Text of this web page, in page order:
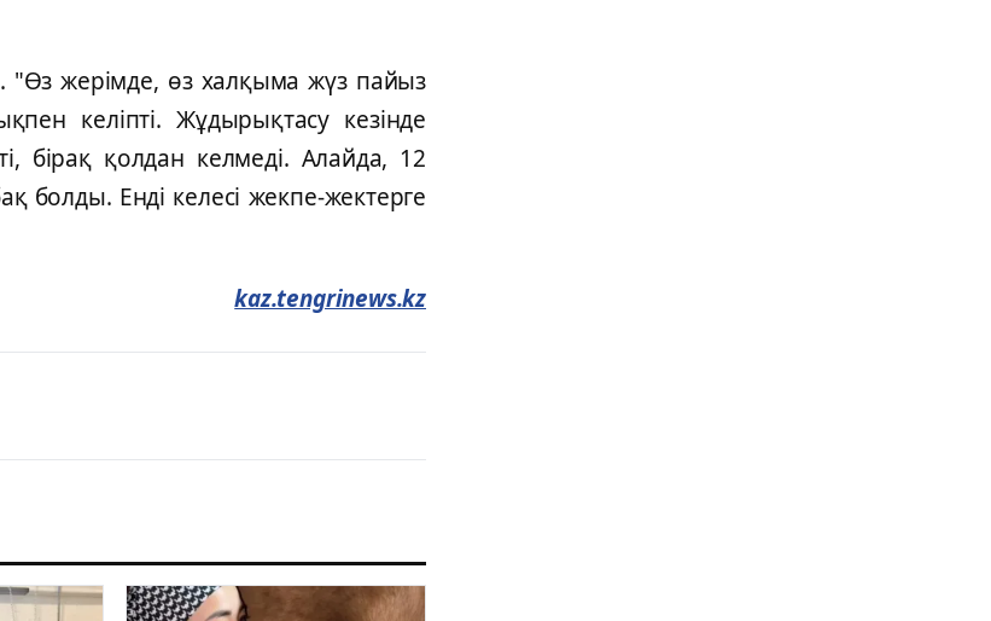
"Өз жерімде, өз халқыма жүз пайыз
келіпті. Жұдырықтасу кезінде
бірақ қолдан келмеді. Алайда, 12
болды. Енді келесі жекпе-жектерге
kaz.tengrinews.kz